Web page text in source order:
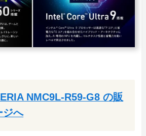
NMC9L-R59-G8 の販
ジへ